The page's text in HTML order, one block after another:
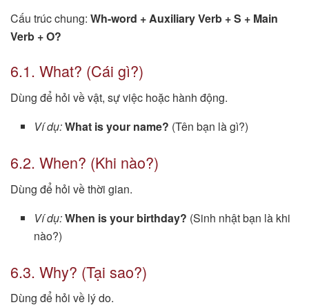
Cấu trúc chung: Wh-word + Auxiliary Verb + S + Main
Verb + O?
6.1. What? (Cái gì?)
Dùng để hỏi về vật, sự việc hoặc hành động.
Ví dụ:What is your name? (Tên bạn là gì?)
6.2. When? (Khi nào?)
Dùng để hỏi về thời gian.
Ví dụ:When is your birthday? (Sinh nhật bạn là khi
nào?)
6.3. Why? (Tại sao?)
Dùng để hỏi về lý do.